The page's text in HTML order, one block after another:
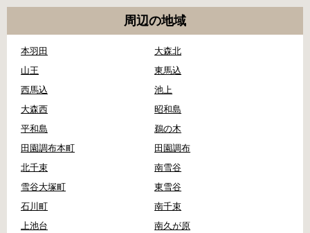
周辺の地域
本羽田
大森北
山王
東馬込
西馬込
池上
大森西
昭和島
平和島
鵜の木
田園調布本町
田園調布
北千束
南雪谷
雪谷大塚町
東雪谷
石川町
南千束
上池台
南久が原